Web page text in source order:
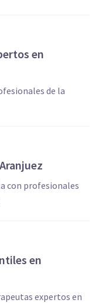
en
de la
con profesionales
en
expertos en